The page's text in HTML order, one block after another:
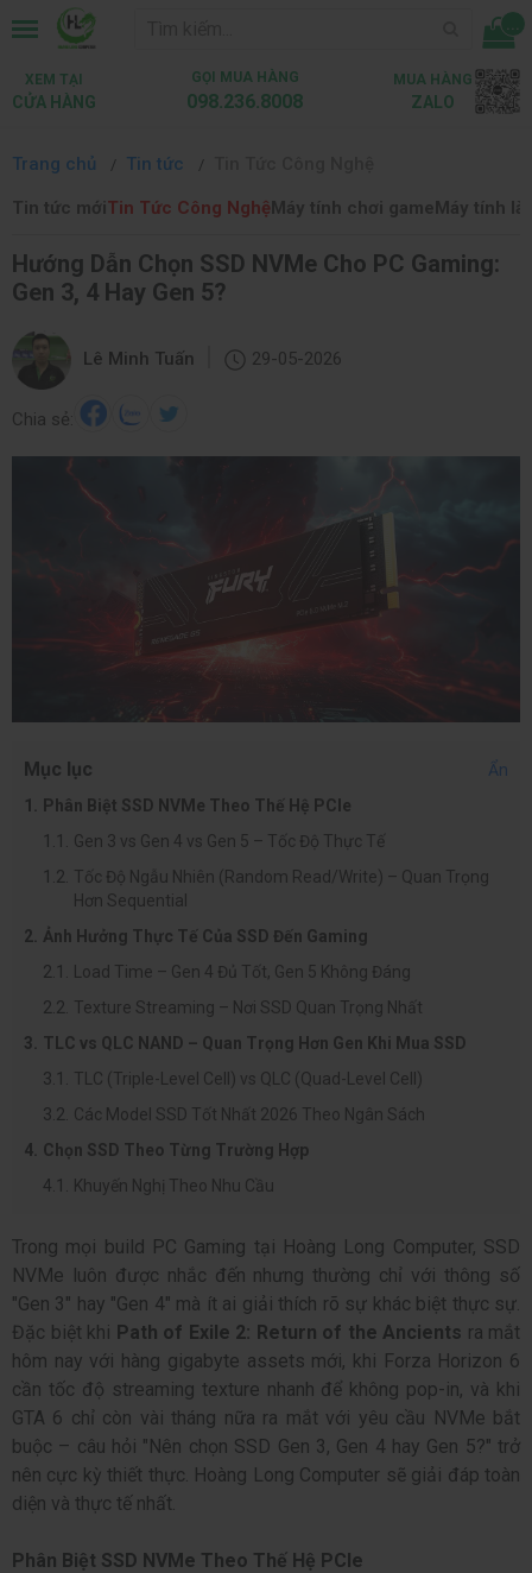
...
XEM TẠI
CỬA HÀNG
GỌI MUA HÀNG
098.236.8008
MUA HÀNG
ZALO
Trang chủ Tin tức
Tin tức mớiTin Tức Công NghệMáy tính chơi gameMáy tính
Hướng Dẫn Chọn SSD NVMe Cho PC Gaming:
Gen 3, 4 Hay Gen 5?
Lê Minh Tuấn 29-05-2026
Chia sẻ:
Mục lục
Ẩn
Phân Biệt SSD NVMe Theo Thế Hệ PCIe
Gen 3 vs Gen 4 vs Gen 5 – Tốc Độ Thực Tế
Tốc Độ Ngẫu Nhiên (Random Read/Write) – Quan Trọng
Hơn Sequential
Ảnh Hưởng Thực Tế Của SSD Đến Gaming
Load Time – Gen 4 Đủ Tốt, Gen 5 Không Đáng
Texture Streaming – Nơi SSD Quan Trọng Nhất
TLC vs QLC NAND – Quan Trọng Hơn Gen Khi Mua SSD
TLC (Triple-Level Cell) vs QLC (Quad-Level Cell)
Các Model SSD Tốt Nhất 2026 Theo Ngân Sách
Chọn SSD Theo Từng Trường Hợp
Khuyến Nghị Theo Nhu Cầu
Trong mọi build PC Gaming tại Hoàng Long Computer, SSD
NVMe luôn được nhắc đến nhưng thường chỉ với thông số
"Gen 3" hay "Gen 4" mà ít ai giải thích rõ sự khác biệt thực sự.
Đặc biệt khi Path of Exile 2: Return of the Ancients ra mắt
hôm nay với hàng gigabyte assets mới, khi Forza Horizon 6
cần tốc độ streaming texture nhanh để không pop-in, và khi
GTA 6 chỉ còn vài tháng nữa ra mắt với yêu cầu NVMe bắt
buộc – câu hỏi "Nên chọn SSD Gen 3, Gen 4 hay Gen 5?" trở
nên cực kỳ thiết thực. Hoàng Long Computer sẽ giải đáp toàn
diện và thực tế nhất.
Phân Biệt SSD NVMe Theo Thế Hệ PCIe